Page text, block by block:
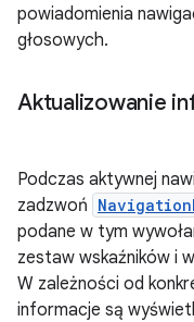
powiadomienia
głosowych.
Aktualizowanie
Podczas aktywnej
zadzwoń
podane w tym
zestaw wskaźników i
W zależności od
informacje są